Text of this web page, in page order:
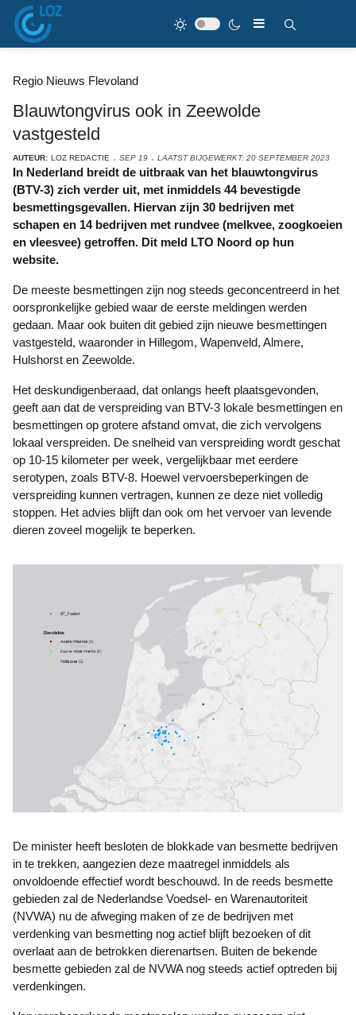
Regio Nieuws Flevoland
Blauwtongvirus ook in Zeewolde
vastgesteld
AUTEUR: LOZ REDACTIE SEP 19 LAATST BIJGEWERKT: 20 SEPTEMBER 2023
In Nederland breidt de uitbraak van het blauwtongvirus
(BTV-3) zich verder uit, met inmiddels 44 bevestigde
besmettingsgevallen. Hiervan zijn 30 bedrijven met
schapen en 14 bedrijven met rundvee (melkvee, zoogkoeien
en vleesvee) getroffen. Dit meld LTO Noord op hun
website.
De meeste besmettingen zijn nog steeds geconcentreerd in het
oorspronkelijke gebied waar de eerste meldingen werden
gedaan. Maar ook buiten dit gebied zijn nieuwe besmettingen
vastgesteld, waaronder in Hillegom, Wapenveld, Almere,
Hulshorst en Zeewolde.
Het deskundigenberaad, dat onlangs heeft plaatsgevonden,
geeft aan dat de verspreiding van BTV-3 lokale besmettingen en
besmettingen op grotere afstand omvat, die zich vervolgens
lokaal verspreiden. De snelheid van verspreiding wordt geschat
op 10-15 kilometer per week, vergelijkbaar met eerdere
serotypen, zoals BTV-8. Hoewel vervoersbeperkingen de
verspreiding kunnen vertragen, kunnen ze deze niet volledig
stoppen. Het advies blijft dan ook om het vervoer van levende
dieren zoveel mogelijk te beperken.
De minister heeft besloten de blokkade van besmette bedrijven
in te trekken, aangezien deze maatregel inmiddels als
onvoldoende effectief wordt beschouwd. In de reeds besmette
gebieden zal de Nederlandse Voedsel- en Warenautoriteit
(NVWA) nu de afweging maken of ze de bedrijven met
verdenking van besmetting nog actief blijft bezoeken of dit
overlaat aan de betrokken dierenartsen. Buiten de bekende
besmette gebieden zal de NVWA nog steeds actief optreden bij
verdenkingen.